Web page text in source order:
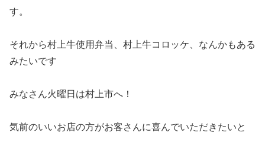
す。
それから村上牛使用弁当、村上牛コロッケ、なんかもある
みたいです
みなさん火曜日は村上市へ！
気前のいいお店の方がお客さんに喜んでいただきたいと